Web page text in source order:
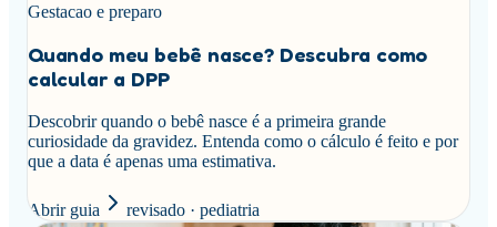
Gestacao e preparo
Quando meu bebê nasce? Descubra como
calcular a DPP
Descobrir quando o bebê nasce é a primeira grande
curiosidade da gravidez. Entenda como o cálculo é feito e por
que a data é apenas uma estimativa.
Abrir guia revisado · pediatria